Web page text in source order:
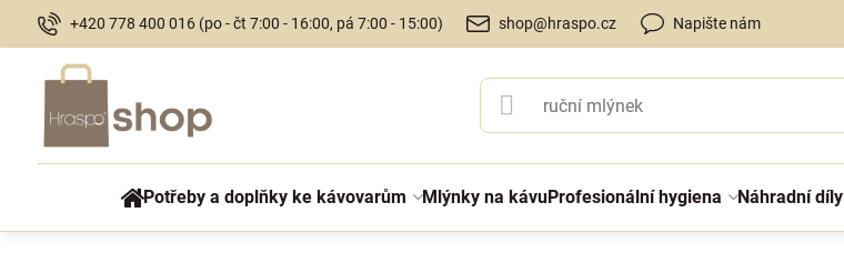
+420 778 400 016 (po - čt 7:00 - 16:00, pá 7:00 - 15:00) shop@hraspo.cz Napište nám
Potřeby a doplňky ke kávovarům Mlýnky na kávuProfesionální hygiena Náhradní díly